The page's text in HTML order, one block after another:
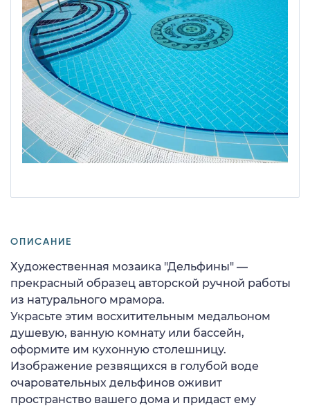
ОПИСАНИЕ
Художественная мозаика "Дельфины" —
прекрасный образец авторской ручной работы
из натурального мрамора.
Украсьте этим восхитительным медальоном
душевую, ванную комнату или бассейн,
оформите им кухонную столешницу.
Изображение резвящихся в голубой воде
очаровательных дельфинов оживит
пространство вашего дома и придаст ему